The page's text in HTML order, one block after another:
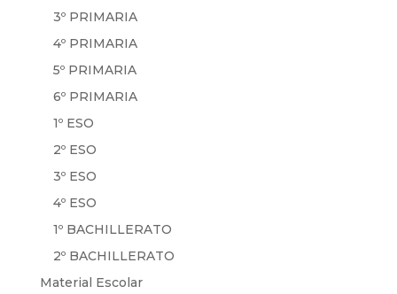
3º PRIMARIA
4º PRIMARIA
5º PRIMARIA
6º PRIMARIA
1º ESO
2º ESO
3º ESO
4º ESO
1º BACHILLERATO
2º BACHILLERATO
Material Escolar